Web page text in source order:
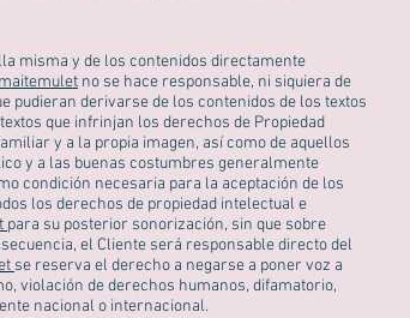
misma y de los contenidos directamente
maitemulet no se hace responsable, ni siquiera de
pudieran derivarse de los contenidos de los textos
que infrinjan los derechos de Propiedad
y a la propia imagen, así como de aquellos
y a las buenas costumbres generalmente
condición necesaria para la aceptación de los
los derechos de propiedad intelectual e
para su posterior sonorización, sin que sobre
el Cliente será responsable directo del
se reserva el derecho a negarse a poner voz a
violación de derechos humanos, difamatorio,
nacional o internacional.